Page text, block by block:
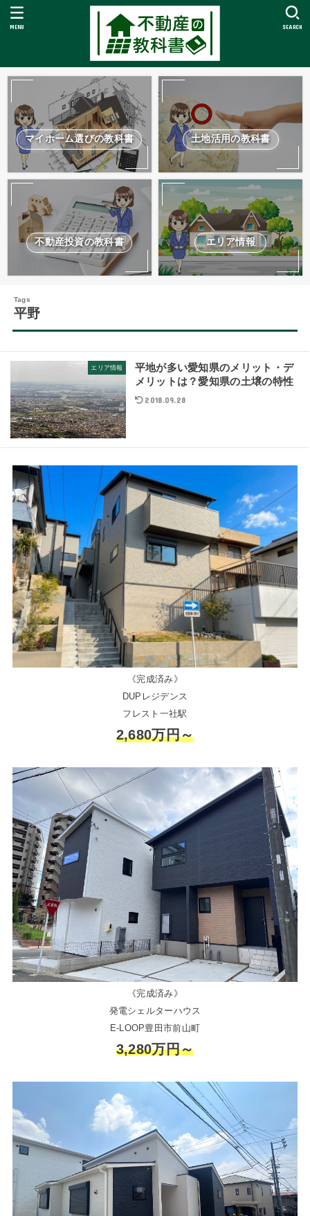
SEARCH
MENU
マイホーム選びの教科書 土地活用の教科書
不動産投資の教科書 エリア情報
平野
エリア情報
平地が多い愛知県のメリット・デ
メリットは？愛知県の土壌の特性
2018.09.28
《完成済み》
DUPレジデンス
フレスト一社駅
2,680万円～
《完成済み》
発電シェルターハウス
E-LOOP豊田市前山町
3,280万円～